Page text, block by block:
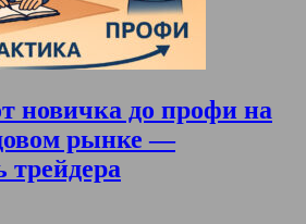
новичка до профи на
рынке —
трейдера